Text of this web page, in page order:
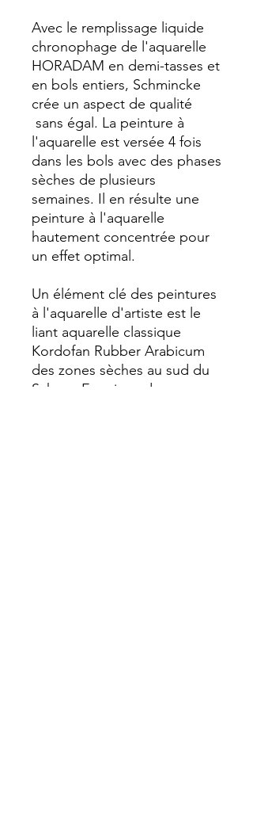
Avec le remplissage liquide
chronophage de l'aquarelle
HORADAM en demi-tasses et
en bols entiers, Schmincke
crée un aspect de qualité
sans égal. La peinture à
l'aquarelle est versée 4 fois
dans les bols avec des phases
sèches de plusieurs
semaines. Il en résulte une
peinture à l'aquarelle
hautement concentrée pour
un effet optimal.
Un élément clé des peintures
à l'aquarelle d'artiste est le
liant aquarelle classique
Kordofan Rubber Arabicum
des zones sèches au sud du
Sahara. En raison des